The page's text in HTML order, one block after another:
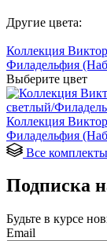
Другие цвета:
Коллекция
Филадельфия
Выберите цвет
Коллекция
Филадельфия
Все
Подписка
Будьте в курсе
Email